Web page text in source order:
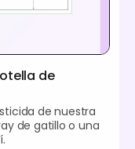
de
de nuestra
de gatillo o una